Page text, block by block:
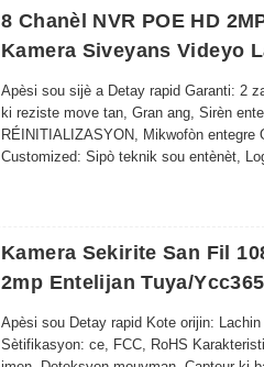
elektrik konplike.
sekirite.
pwoblèm.
8. Durabilite nan tout move tan -
itilizasyon andedan kay la ak deyò.
8 Chanèl NVR POE HD
Kamera Siveyans Videyo
Apèsi sou sijè a Detay rapid Garanti: 2
ki reziste move tan, Gran ang, Sirèn
RÉINITIALIZASYON, Mikwofòn entegre
Customized: Sipò teknik sou entènèt,
Kamera Sekirite San Fil
2mp Entelijan Tuya/
Apèsi sou Detay rapid Kote orijin:
Sètifikasyon: ce, FCC, RoHS